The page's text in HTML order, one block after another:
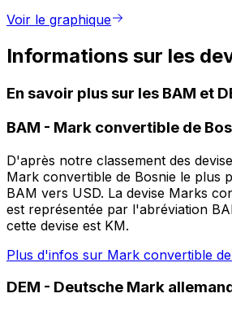
Voir le graphique
Informations sur les
En savoir plus sur les BAM et
BAM - Mark convertible de
D'après notre classement des
Mark convertible de Bosnie le plus
BAM vers USD. La devise Marks
est représentée par l'abréviation
cette devise est KM.
Plus d'infos sur Mark convertible
DEM - Deutsche Mark